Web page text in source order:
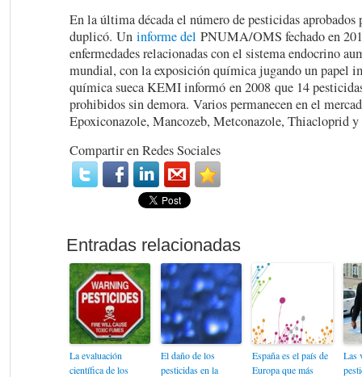
En la última década el número de pesticidas aprobados
duplicó. Un informe del PNUMA/OMS fechado en
enfermedades relacionadas con el sistema endocrino
mundial, con la exposición química jugando un papel
química sueca KEMI informó en 2008 que 14
prohibidos sin demora. Varios permanecen en el
Epoxiconazole, Mancozeb, Metconazole, Thiacloprid y
Compartir en Redes Sociales
La evaluación
científica de los
El daño de los
pesticidas en la
España es el país de
Europa que más
Las